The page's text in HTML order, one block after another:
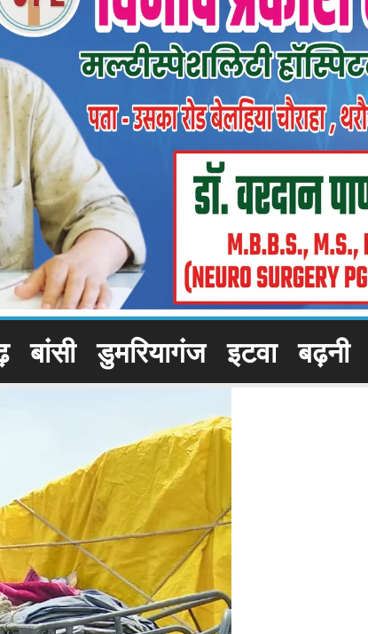
बांसी डुमरियागंज इटवा बढ़नी